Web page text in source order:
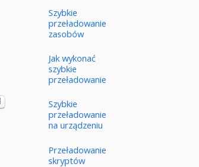
Szybkie
przeładowanie
zasobów
Jak wykonać
szybkie
przeładowanie
Szybkie
przeładowanie
na urządzeniu
Przeładowanie
skryptów